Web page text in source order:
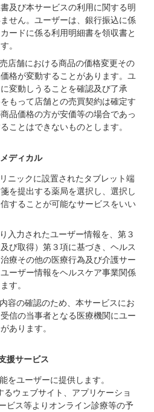
及び本サービスの利用に関する明
せん。ユーザーは、銀行振込に係
ードに係る利用明細書を領収書と
。
店舗における商品の価格変更その
格が変動することがあります。ユ
変動しうることを確認及び了承
もって店舗との売買契約は確定す
品価格の方が安価等の場合であっ
ことはできないものとします。
ディカル
ニックに設置されたタブレット端
を提出する薬局を選択し、選択し
することが可能なサービスをいい
入力されたユーザー情報を、第３
び取得）第３項に基づき、ヘルス
療その他の医療行為及び介護サー
ーザー情報をヘルスケア事業関係
す。
容の確認のため、本サービスにお
信の当事者となる医療機関にユー
あります。
援サービス
をユーザーに提供します。
るウェブサイト、アプリケーショ
ビス等よりオンライン診療等の予